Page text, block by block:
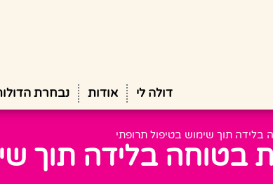
דולה לי אודות נבחרת
בלידה תוך שימוש בטיפול תרופתי
בטוחה בלידה תוך